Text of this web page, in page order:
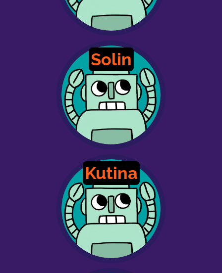
Solin
Kutina